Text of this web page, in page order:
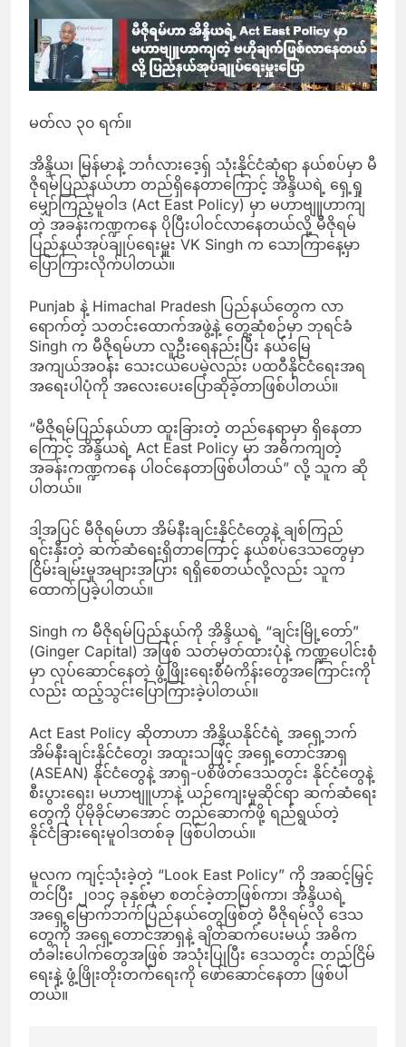
မတ်လ ၃၀ ရက်။
အိန္ဒိယ၊ မြန်မာနဲ့ ဘင်္ဂလားဒေ့ရှ် သုံးနိုင်ငံဆုံရာ နယ်စပ်မှာ မီ
ဇိုရမ်ပြည်နယ်ဟာ တည်ရှိနေတာကြောင့် အိန္ဒိယရဲ့ ရှေ့ရှု
မျှော်ကြည့်မူဝါဒ (Act East Policy) မှာ မဟာဗျူဟာကျ
တဲ့ အခန်းကဏ္ဍကနေ ပိုပြီးပါဝင်လာနေတယ်လို့ မီဇိုရမ်
ပြည်နယ်အုပ်ချုပ်ရေးမှူး VK Singh က သောကြာနေ့မှာ
ပြောကြားလိုက်ပါတယ်။
Punjab နဲ့ Himachal Pradesh ပြည်နယ်တွေက လာ
ရောက်တဲ့ သတင်းထောက်အဖွဲ့နဲ့ တွေ့ဆုံစဉ်မှာ ဘုရင်ခံ
Singh က မီဇိုရမ်ဟာ လူဦးရေနည်းပြီး နယ်မြေ
အကျယ်အဝန်း သေးငယ်ပေမဲ့လည်း ပထဝီနိုင်ငံရေးအရ
အရေးပါပုံကို အလေးပေးပြောဆိုခဲ့တာဖြစ်ပါတယ်။
“မီဇိုရမ်ပြည်နယ်ဟာ ထူးခြားတဲ့ တည်နေရာမှာ ရှိနေတာ
ကြောင့် အိန္ဒိယရဲ့ Act East Policy မှာ အဓိကကျတဲ့
အခန်းကဏ္ဍကနေ ပါဝင်နေတာဖြစ်ပါတယ်” လို့ သူက ဆို
ပါတယ်။
ဒါ့အပြင် မီဇိုရမ်ဟာ အိမ်နီးချင်းနိုင်ငံတွေနဲ့ ချစ်ကြည်
ရင်းနှီးတဲ့ ဆက်ဆံရေးရှိတာကြောင့် နယ်စပ်ဒေသတွေမှာ
ငြိမ်းချမ်းမှုအများအပြား ရရှိစေတယ်လို့လည်း သူက
ထောက်ပြခဲ့ပါတယ်။
Singh က မီဇိုရမ်ပြည်နယ်ကို အိန္ဒိယရဲ့ “ချင်းမြို့တော်”
(Ginger Capital) အဖြစ် သတ်မှတ်ထားပုံနဲ့ ကဏ္ဍပေါင်းစုံ
မှာ လုပ်ဆောင်နေတဲ့ ဖွံ့ဖြိုးရေးစီမံကိန်းတွေအကြောင်းကို
လည်း ထည့်သွင်းပြောကြားခဲ့ပါတယ်။
Act East Policy ဆိုတာဟာ အိန္ဒိယနိုင်ငံရဲ့ အရှေ့ဘက်
အိမ်နီးချင်းနိုင်ငံတွေ၊ အထူးသဖြင့် အရှေ့တောင်အာရှ
(ASEAN) နိုင်ငံတွေနဲ့ အာရှ-ပစိဖိတ်ဒေသတွင်း နိုင်ငံတွေနဲ့
စီးပွားရေး၊ မဟာဗျူဟာနဲ့ ယဉ်ကျေးမှုဆိုင်ရာ ဆက်ဆံရေး
တွေကို ပိုမိုခိုင်မာအောင် တည်ဆောက်ဖို့ ရည်ရွယ်တဲ့
နိုင်ငံခြားရေးမူဝါဒတစ်ခု ဖြစ်ပါတယ်။
မူလက ကျင့်သုံးခဲ့တဲ့ “Look East Policy” ကို အဆင့်မြှင့်
တင်ပြီး ၂၀၁၄ ခုနှစ်မှာ စတင်ခဲ့တာဖြစ်ကာ၊ အိန္ဒိယရဲ့
အရှေ့မြောက်ဘက်ပြည်နယ်တွေဖြစ်တဲ့ မီဇိုရမ်လို ဒေသ
တွေကို အရှေ့တောင်အာရှနဲ့ ချိတ်ဆက်ပေးမယ့် အဓိက
တံခါးပေါက်တွေအဖြစ် အသုံးပြုပြီး ဒေသတွင်း တည်ငြိမ်
ရေးနဲ့ ဖွံ့ဖြိုးတိုးတက်ရေးကို ဖော်ဆောင်နေတာ ဖြစ်ပါ
တယ်။